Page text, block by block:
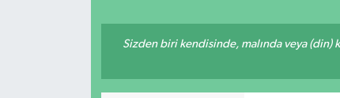
Sizden biri kendisinde, malında veya
Tüm Manşetler
Son Dakika Haberleri